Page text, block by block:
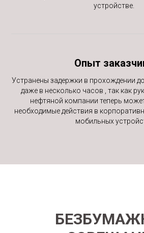
устройстве.
Опыт
Устранены задержки в прохождении
даже в несколько часов , так как
нефтяной компании теперь
необходимые действия в
мобильных